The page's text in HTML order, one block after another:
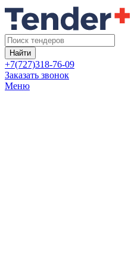
Найти
+7(727)318-76-09
Заказать звонок
Меню